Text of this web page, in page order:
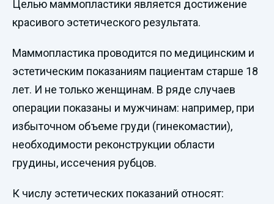
Целью маммопластики является достижение
красивого эстетического результата.
Маммопластика проводится по медицинским и
эстетическим показаниям пациентам старше 18
лет. И не только женщинам. В ряде случаев
операции показаны и мужчинам: например, при
избыточном объеме груди (гинекомастии),
необходимости реконструкции области
грудины, иссечения рубцов.
К числу эстетических показаний относят: